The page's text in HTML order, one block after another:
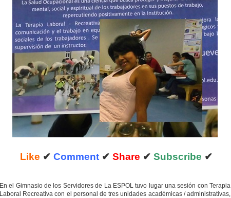
Like ✔ Comment ✔ Share ✔ Subscribe ✔
En el Gimnasio de los Servidores de La ESPOL tuvo lugar una sesión con Terapia
Laboral Recreativa con el personal de tres unidades académicas / administrativas,